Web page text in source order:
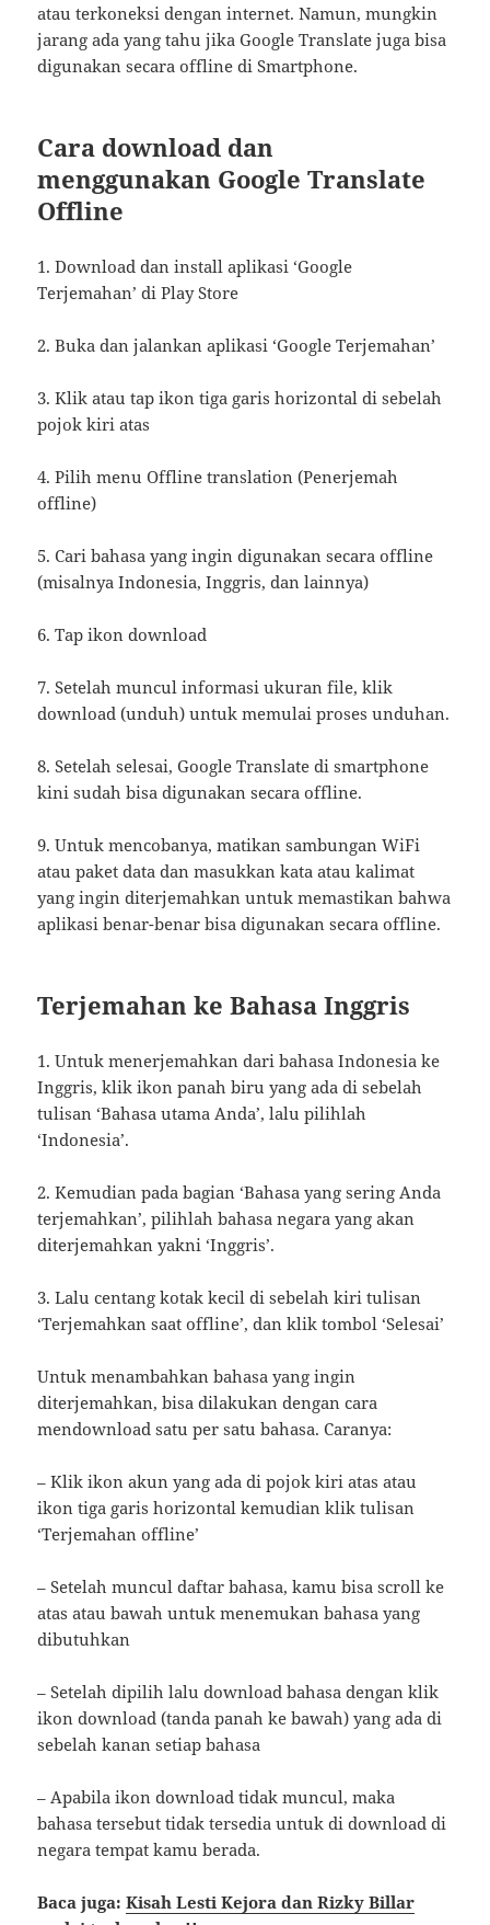
atau terkoneksi dengan internet. Namun, mungkin
jarang ada yang tahu jika Google Translate juga bisa
digunakan secara offline di Smartphone.
Cara download dan
menggunakan Google Translate
Offline
1. Download dan install aplikasi ‘Google
Terjemahan’ di Play Store
2. Buka dan jalankan aplikasi ‘Google Terjemahan’
3. Klik atau tap ikon tiga garis horizontal di sebelah
pojok kiri atas
4. Pilih menu Offline translation (Penerjemah
offline)
5. Cari bahasa yang ingin digunakan secara offline
(misalnya Indonesia, Inggris, dan lainnya)
6. Tap ikon download
7. Setelah muncul informasi ukuran file, klik
download (unduh) untuk memulai proses unduhan.
8. Setelah selesai, Google Translate di smartphone
kini sudah bisa digunakan secara offline.
9. Untuk mencobanya, matikan sambungan WiFi
atau paket data dan masukkan kata atau kalimat
yang ingin diterjemahkan untuk memastikan bahwa
aplikasi benar-benar bisa digunakan secara offline.
Terjemahan ke Bahasa Inggris
1. Untuk menerjemahkan dari bahasa Indonesia ke
Inggris, klik ikon panah biru yang ada di sebelah
tulisan ‘Bahasa utama Anda’, lalu pilihlah
‘Indonesia’.
2. Kemudian pada bagian ‘Bahasa yang sering Anda
terjemahkan’, pilihlah bahasa negara yang akan
diterjemahkan yakni ‘Inggris’.
3. Lalu centang kotak kecil di sebelah kiri tulisan
‘Terjemahkan saat offline’, dan klik tombol ‘Selesai’
Untuk menambahkan bahasa yang ingin
diterjemahkan, bisa dilakukan dengan cara
mendownload satu per satu bahasa. Caranya:
– Klik ikon akun yang ada di pojok kiri atas atau
ikon tiga garis horizontal kemudian klik tulisan
‘Terjemahan offline’
– Setelah muncul daftar bahasa, kamu bisa scroll ke
atas atau bawah untuk menemukan bahasa yang
dibutuhkan
– Setelah dipilih lalu download bahasa dengan klik
ikon download (tanda panah ke bawah) yang ada di
sebelah kanan setiap bahasa
– Apabila ikon download tidak muncul, maka
bahasa tersebut tidak tersedia untuk di download di
negara tempat kamu berada.
Baca juga:Kisah Lesti Kejora dan Rizky Billar